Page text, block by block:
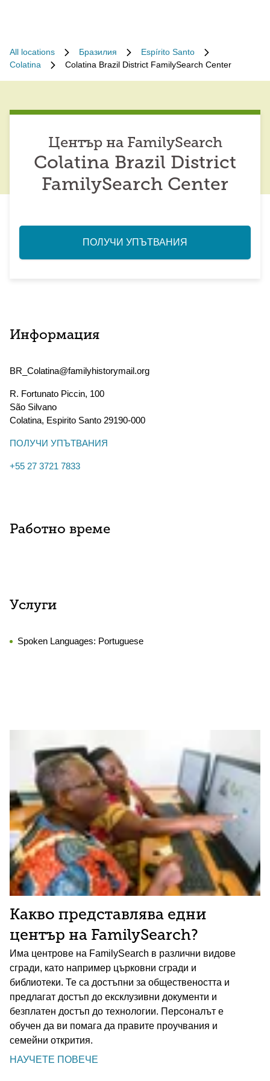
All locations Бразилия
Espírito Santo
Colatina
Colatina Brazil District FamilySearch Center
Център на FamilySearch
Colatina Brazil District
FamilySearch Center
ПОЛУЧИ УПЪТВАНИЯ
Информация
BR_Colatina@familyhistorymail.org
R. Fortunato Piccin, 100
São Silvano
Colatina, Espirito Santo 29190-000
ПОЛУЧИ УПЪТВАНИЯ
+55 27 3721 7833
Работно време
Услуги
Spoken Languages: Portuguese
Какво представлява едни
център на FamilySearch?
Има центрове на FamilySearch в различни видове
сгради, като например църковни сгради и
библиотеки. Те са достъпни за обществеността и
предлагат достъп до ексклузивни документи и
безплатен достъп до технологии. Персоналът е
обучен да ви помага да правите проучвания и
семейни открития.
НАУЧЕТЕ ПОВЕЧЕ